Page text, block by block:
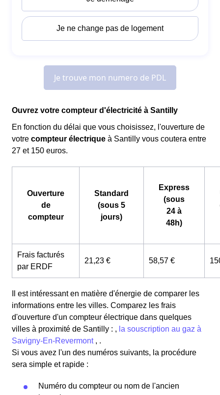
Ouvrez votre compteur d'électricité à Santilly
En fonction du délai que vous choisissez, l'ouverture de
votre compteur électrique à Santilly vous coutera entre
27 et 150 euros.
Ouverture
de
compteur
Standard
(sous 5
jours)
Express
(sous
24 à
48h)
Frais facturés
par ERDF
21,23 € 58,57 €
Il est intéressant en matière d'énergie de comparer les
informations entre les villes. Comparez les frais
d'ouverture d'un compteur électrique dans quelques
villes à proximité de Santilly : , la souscription au gaz à
Savigny-En-Revermont , .
Si vous avez l'un des numéros suivants, la procédure
sera simple et rapide :
Numéro du compteur ou nom de l'ancien